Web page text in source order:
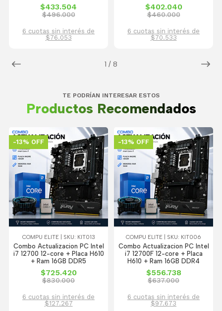
1 / 8
$433.504
$496.000
6 cuotas sin interés de
$76.053
$402.040
$460.000
6 cuotas sin interés de
$70.533
TE PODRÍAN INTERESAR ESTOS
Productos Recomendados
-13% OFF
COMPU ELITE | SKU: KIT013
Combo Actualizacion PC Intel
i7 12700 12-core + Placa H610
+ Ram 16GB DDR5
$725.420
$830.000
6 cuotas sin interés de
$127.267
-13% OFF
COMPU ELITE | SKU: KIT006
Combo Actualizacion PC Intel
i7 12700F 12-core + Placa
H610 + Ram 16GB DDR4
$556.738
$637.000
6 cuotas sin interés de
$97.673